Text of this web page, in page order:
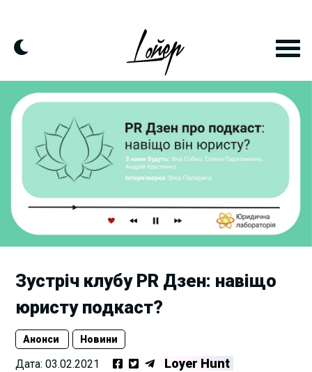
content
Зустріч клубу PR Дзен: навіщо
юристу подкаст?
Анонси Новини
Дата:03.02.2021 Loyer Hunt